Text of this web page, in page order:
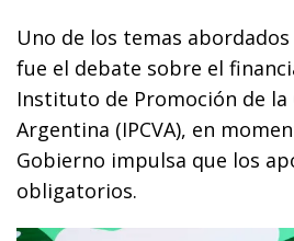
Uno de los temas
fue el debate sobre el
Instituto de Promoción de la
Argentina (IPCVA), en
Gobierno impulsa que los
obligatorios.